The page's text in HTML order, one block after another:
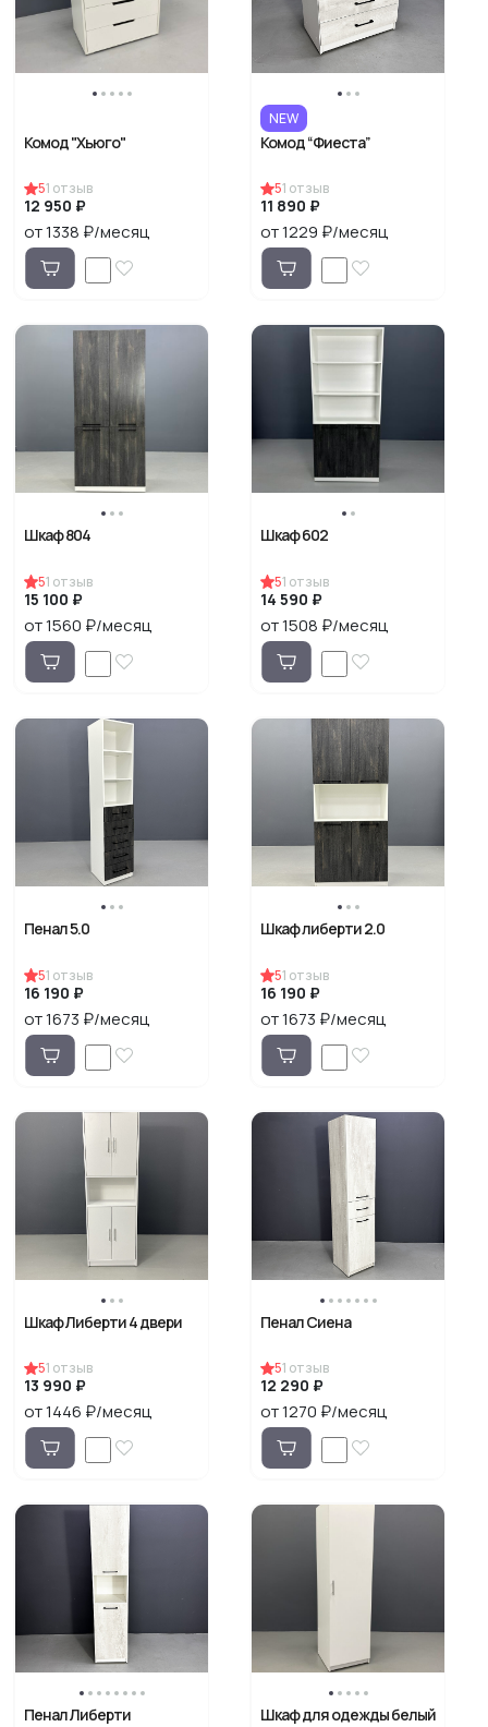
Комод "Хьюго"
51 отзыв
12 950 ₽
от 1338 ₽/месяц
NEW
Комод “Фиеста”
51 отзыв
11 890 ₽
от 1229 ₽/месяц
Шкаф 804
51 отзыв
15 100 ₽
от 1560 ₽/месяц
Шкаф 602
51 отзыв
14 590 ₽
от 1508 ₽/месяц
Пенал 5.0
51 отзыв
16 190 ₽
от 1673 ₽/месяц
Шкаф либерти 2.0
51 отзыв
16 190 ₽
от 1673 ₽/месяц
Шкаф Либерти 4 двери
51 отзыв
13 990 ₽
от 1446 ₽/месяц
Пенал Сиена
51 отзыв
12 290 ₽
от 1270 ₽/месяц
Пенал Либерти Шкаф для одежды белый